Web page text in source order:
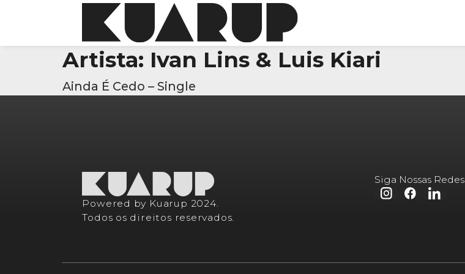
Artista: Ivan Lins & Luis Kiari
Ainda É Cedo – Single
Powered by Kuarup 2024.
Todos os direitos reservados.
Siga Nossas Redes